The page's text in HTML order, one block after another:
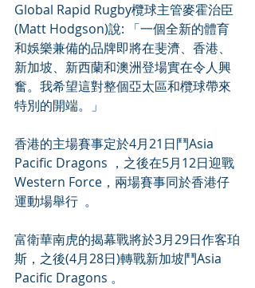
Global Rapid Rugby欖球主管麥霍治臣
(Matt Hodgson)說: 「一個全新的體育
和娛樂兼備的品牌即將在斐濟、香港、
新加坡、新西蘭和澳洲登場實在令人興
奮。我希望這對整個亞太區和欖球帶來
特別的開端。」
香港的主場賽事定於4月21日鬥Asia
Pacific Dragons ，之後在5月12日迎戰
Western Force，兩場賽事同於香港仔
運動場舉行  。
富衛華南虎的揭幕戰將於3月29日作客珀
斯，之後(4月28日)轉戰新加坡鬥Asia
Pacific Dragons 。